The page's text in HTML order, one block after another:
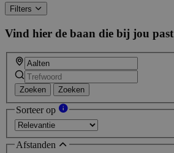
ignore
this
field
Filters
Vind hier de baan die bij jou past
Zoeken Zoeken
Sorteer op
Afstanden